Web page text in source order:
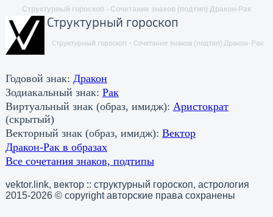
Структурный гороскоп - Сочетание знаков (подтип) Дракон-Рак
Структурный гороскоп
Структурный гороскоп - Сочетание знаков (подтип) Дракон-Рак
Годовой знак: Дракон
Зодиакальный знак: Рак
Виртуальный знак (образ, имидж): Аристократ
(скрытый)
Векторный знак (образ, имидж): Вектор
Дракон-Рак в образах
Все сочетания знаков, подтипы
vektor.link, вектор :: структурный гороскоп, астрология
2015-2026 © copyright авторские права сохранены